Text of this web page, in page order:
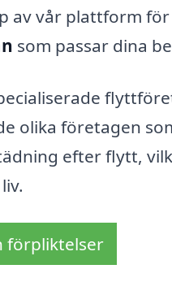
av vår plattform
som passar dina
olika företagen
efter flytt,
förpliktelser